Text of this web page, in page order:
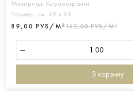
Материал: Керамогранит
Размер, см: 49 х 49
89,00 РУБ/М²162,00 РУБ/М²
В корзину